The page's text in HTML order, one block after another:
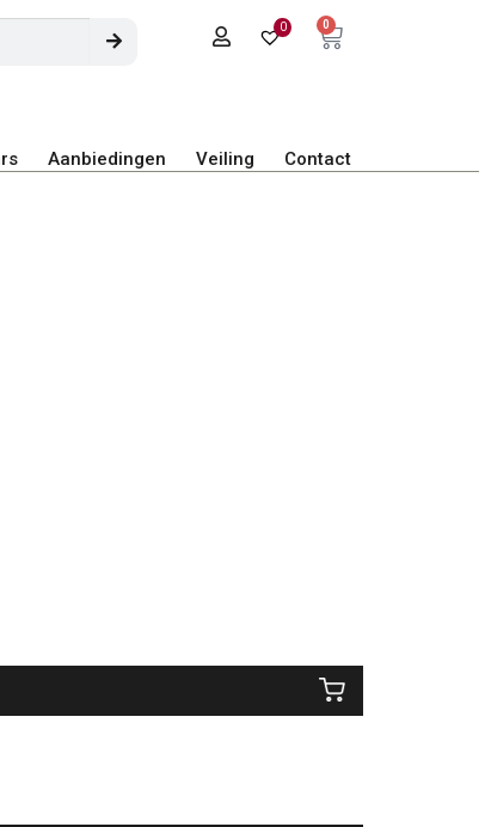
0 0
Aanbiedingen Veiling Contact